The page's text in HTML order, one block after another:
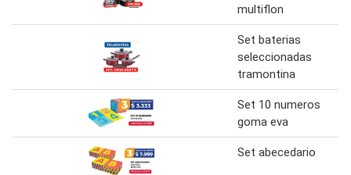
multiflon
Set baterias
seleccionadas
tramontina
Set 10 numeros
goma eva
Set abecedario